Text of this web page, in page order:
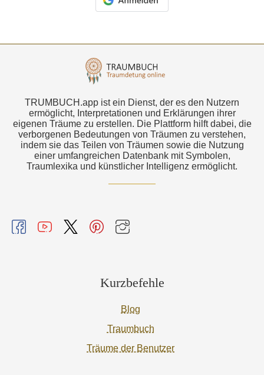
TRUMBUCH.app ist ein Dienst, der es den Nutzern
ermöglicht, Interpretationen und Erklärungen ihrer
eigenen Träume zu erstellen. Die Plattform hilft dabei, die
verborgenen Bedeutungen von Träumen zu verstehen,
indem sie das Teilen von Träumen sowie die Nutzung
einer umfangreichen Datenbank mit Symbolen,
Traumlexika und künstlicher Intelligenz ermöglicht.
Kurzbefehle
Blog
Traumbuch
Träume der Benutzer